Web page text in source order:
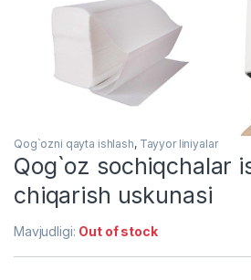
Qog`ozni qayta ishlash, Tayyor liniyalar
Qog`oz sochiqchalar
chiqarish uskunasi
Mavjudligi: Out of stock